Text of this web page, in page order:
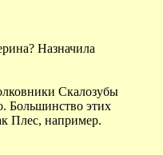
Назначила
Скалозубы
Большинство этих
Плес, например.